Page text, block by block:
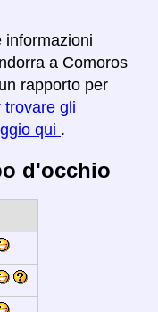
informazioni
a Comoros
rapporto per
trovare gli
qui .
d'occhio